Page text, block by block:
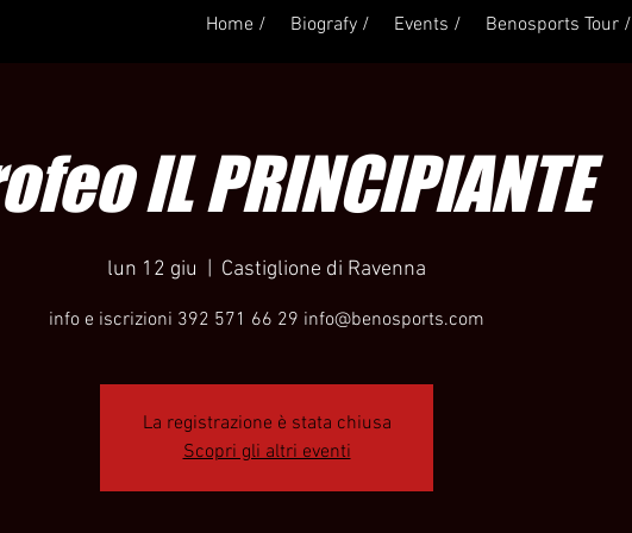
Home / Biografy / Events / Benosports Tour /
IL PRINCIPIANTE
lun 12 giu Castiglione di Ravenna
info e iscrizioni 392 571 66 29 info@benosports.com
La registrazione è stata chiusa
Scopri gli altri eventi